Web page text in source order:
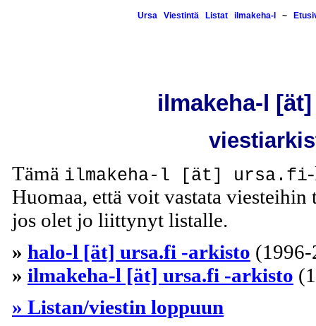
Ursa Viestintä Listat ilmakeha-l ~
ilmakeha-l
Tämä ilmakeha-l [ät] ursa.fi
Huomaa, että voit vastata viesteihin
jos olet jo liittynyt listalle.
» halo-l [ät] ursa.fi -arkisto
» ilmakeha-l [ät] ursa.fi -arkisto
» Listan/viestin loppuun